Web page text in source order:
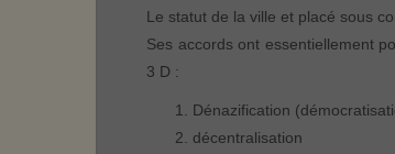
Le statut de la ville et placé sous
Ses accords ont essentiellement
3 D :
Dénazification
décentralisation